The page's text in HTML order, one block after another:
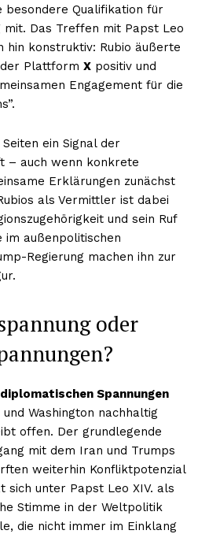
Qualifikation für
mit. Das Treffen mit Papst Leo
hin konstruktiv: Rubio äußerte
Plattform X positiv und
Engagement für die
ein Signal der
– auch wenn konkrete
Erklärungen zunächst
als Vermittler ist dabei
und sein Ruf
im außenpolitischen
Regierung machen ihn zur
oder
diplomatischen Spannungen
Washington nachhaltig
offen. Der grundlegende
mit dem Iran und Trumps
weiterhin Konfliktpotenzial
sich unter Papst Leo XIV. als
Stimme in der Weltpolitik
die nicht immer im Einklang